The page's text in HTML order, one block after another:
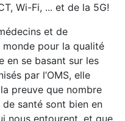
Wi-Fi, ... et de la 5G!
et de
pour la qualité
en se basant sur les
par l’OMS, elle
preuve que nombre
santé sont bien en
nous entourent, et que